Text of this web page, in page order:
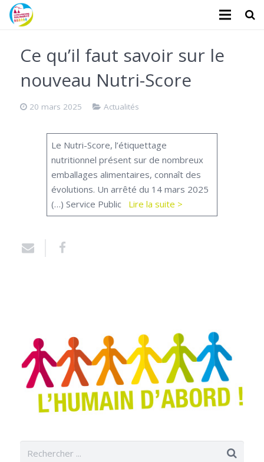
Administratifs
Faire un don
Ce qu’il faut savoir sur le
nouveau Nutri-Score
20 mars 2025 Actualités
Le Nutri-Score, l’étiquettage
nutritionnel présent sur de nombreux
emballages alimentaires, connaît des
évolutions. Un arrêté du 14 mars 2025
(…) Service Public Lire la suite >